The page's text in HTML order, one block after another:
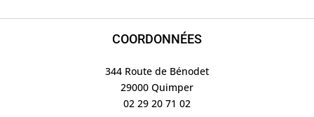
COORDONNÉES
344 Route de Bénodet
29000 Quimper
02 29 20 71 02